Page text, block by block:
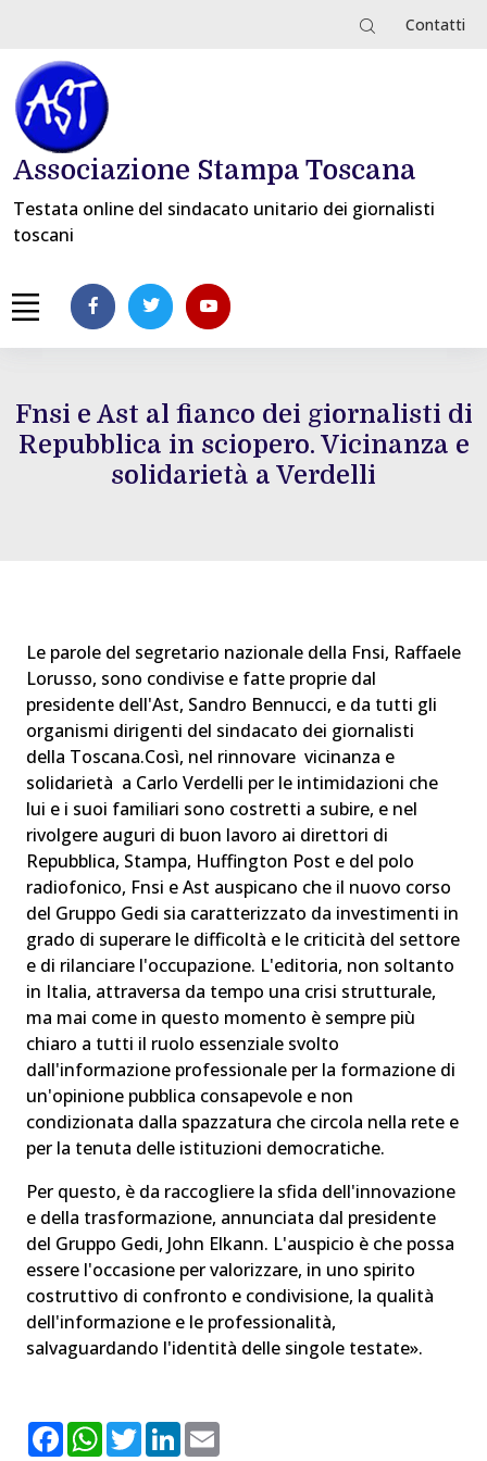
Contatti
Associazione Stampa Toscana
Testata online del sindacato unitario dei giornalisti
toscani
Fnsi e Ast al fianco dei giornalisti di
Repubblica in sciopero. Vicinanza e
solidarietà a Verdelli
Le parole del segretario nazionale della Fnsi, Raffaele
Lorusso, sono condivise e fatte proprie dal
presidente dell'Ast, Sandro Bennucci, e da tutti gli
organismi dirigenti del sindacato dei giornalisti
della Toscana.Così, nel rinnovare vicinanza e
solidarietà a Carlo Verdelli per le intimidazioni che
lui e i suoi familiari sono costretti a subire, e nel
rivolgere auguri di buon lavoro ai direttori di
Repubblica, Stampa, Huffington Post e del polo
radiofonico, Fnsi e Ast auspicano che il nuovo corso
del Gruppo Gedi sia caratterizzato da investimenti in
grado di superare le difficoltà e le criticità del settore
e di rilanciare l'occupazione. L'editoria, non soltanto
in Italia, attraversa da tempo una crisi strutturale,
ma mai come in questo momento è sempre più
chiaro a tutti il ruolo essenziale svolto
dall'informazione professionale per la formazione di
un'opinione pubblica consapevole e non
condizionata dalla spazzatura che circola nella rete e
per la tenuta delle istituzioni democratiche.
Per questo, è da raccogliere la sfida dell'innovazione
e della trasformazione, annunciata dal presidente
del Gruppo Gedi, John Elkann. L'auspicio è che possa
essere l'occasione per valorizzare, in uno spirito
costruttivo di confronto e condivisione, la qualità
dell'informazione e le professionalità,
salvaguardando l'identità delle singole testate».
F
a
W
h
T
w
L